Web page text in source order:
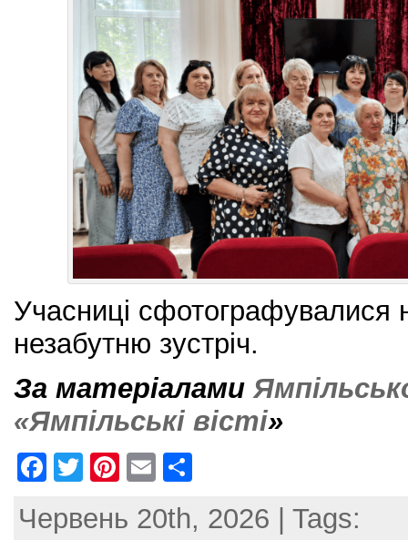
Учасниці сфотографувалися
незабутню зустріч.
За матеріалами
«Ямпільські вісті»
F
c
T
itt
Pi
er
E
ai ar
Червень 20th, 2026 | Tags: